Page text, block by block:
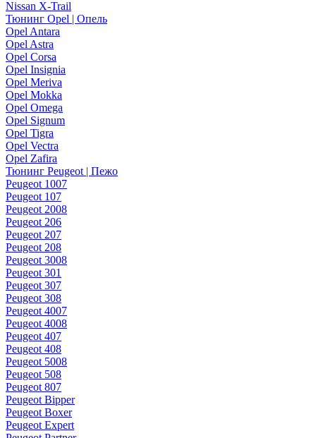
Nissan X-Trail
Тюнинг Opel | Опель
Opel Antara
Opel Astra
Opel Corsa
Opel Insignia
Opel Meriva
Opel Mokka
Opel Omega
Opel Signum
Opel Tigra
Opel Vectra
Opel Zafira
Тюнинг Peugeot | Пежо
Peugeot 1007
Peugeot 107
Peugeot 2008
Peugeot 206
Peugeot 207
Peugeot 208
Peugeot 3008
Peugeot 301
Peugeot 307
Peugeot 308
Peugeot 4007
Peugeot 4008
Peugeot 407
Peugeot 408
Peugeot 5008
Peugeot 508
Peugeot 807
Peugeot Bipper
Peugeot Boxer
Peugeot Expert